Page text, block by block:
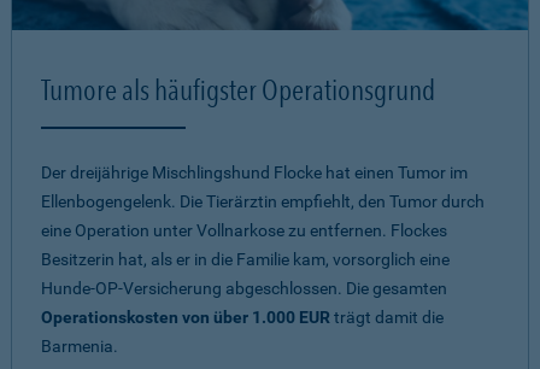
Tumore als häufigster Operationsgrund
Der dreijährige Mischlingshund Flocke hat einen Tumor im
Ellenbogengelenk. Die Tierärztin empfiehlt, den Tumor durch
eine Operation unter Vollnarkose zu entfernen. Flockes
Besitzerin hat, als er in die Familie kam, vorsorglich eine
Hunde-OP-Versicherung abgeschlossen. Die gesamten
Operationskosten von über 1.000 EUR trägt damit die
Barmenia.